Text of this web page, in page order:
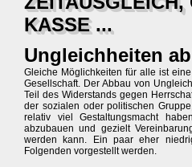
KASSE ...
Ungleichheiten
Gleiche Möglichkeiten für alle ist
Gesellschaft. Der Abbau von
Teil des Widerstands gegen
der sozialen oder politischen
relativ viel Gestaltungsmacht
abzubauen und gezielt
werden kann. Ein paar eher
Folgenden vorgestellt werden.